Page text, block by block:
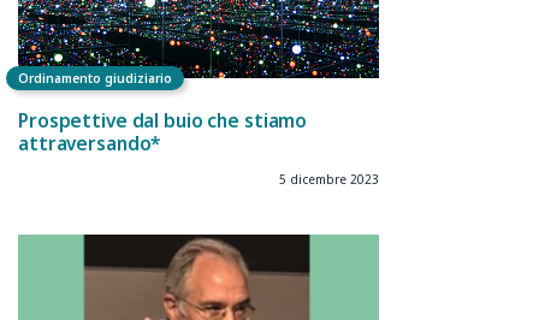
Ordinamento giudiziario
Prospettive dal buio che stiamo
attraversando*
5 dicembre 2023